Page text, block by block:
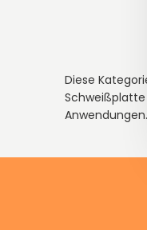
Diese
Schweißplatte
Anwendungen.